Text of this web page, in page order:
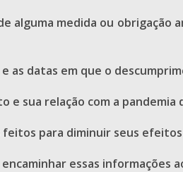
alguma medida ou
datas em que o
sua relação com a
para diminuir seus efeitos
essas informações